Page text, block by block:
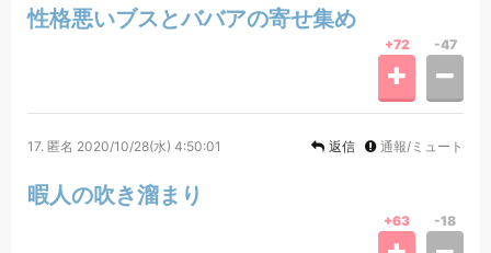
性格悪いブスとババアの寄せ集め
+72 -47
17. 匿名 2020/10/28(水) 4:50:01 返信 通報/ミュート
暇人の吹き溜まり
+63 -18